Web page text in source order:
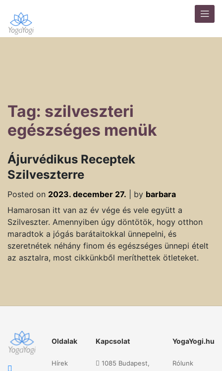
Tag: szilveszteri
egészséges menük
Ájurvédikus Receptek
Szilveszterre
Posted on 2023. december 27. by barbara
Hamarosan itt van az év vége és vele együtt a
Szilveszter. Amennyiben úgy döntötök, hogy otthon
maradtok a jógás barátaitokkal ünnepelni, és
szeretnétek néhány finom és egészséges ünnepi ételt
az asztalra, most cikkünkből meríthettek ötleteket.
Oldalak
Hírek
Kapcsolat
1085 Budapest,
YogaYogi.hu
Rólunk